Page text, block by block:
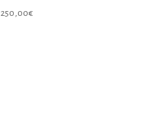
250,00€